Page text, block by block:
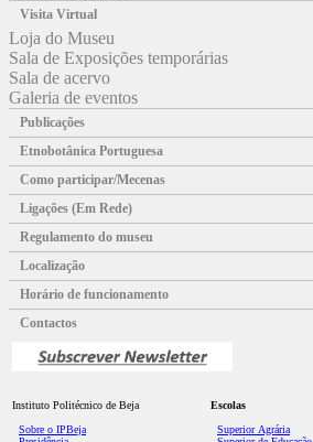
Visita Virtual
Loja do Museu
Sala de Exposições temporárias
Sala de acervo
Galeria de eventos
Publicações
Etnobotânica Portuguesa
Como participar/Mecenas
Ligações (Em Rede)
Regulamento do museu
Localização
Horário de funcionamento
Contactos
Instituto Politécnico de Beja
Sobre o IPBeja
Escolas
Superior Agrária